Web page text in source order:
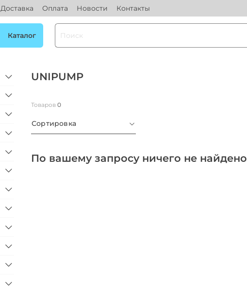
Доставка Оплата Новости Контакты
Каталог
UNIPUMP
Товаров 0
Сортировка
По вашему запросу ничего не найдено